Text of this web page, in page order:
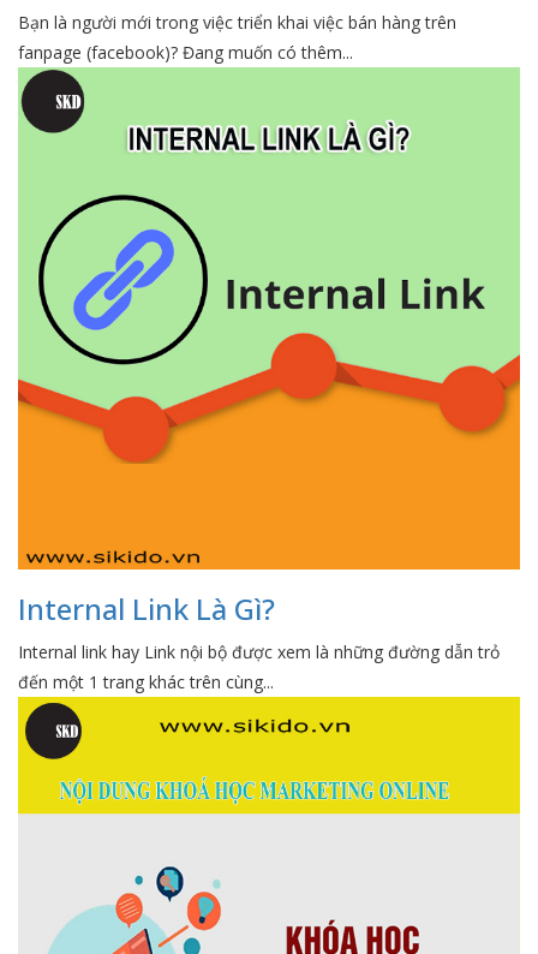
Bạn là người mới trong việc triển khai việc bán hàng trên
fanpage (facebook)? Đang muốn có thêm...
Internal Link Là Gì?
Internal link hay Link nội bộ được xem là những đường dẫn trỏ
đến một 1 trang khác trên cùng...